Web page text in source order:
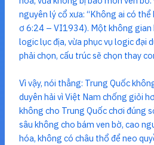
nguyên lý cổ xưa: “Không ai có
ơ 6:24 – VI1934). Một không gian
logic lục địa, vừa phục vụ logic đại
phải chọn, cấu trúc sẽ chọn thay
Vì vậy, nói thẳng: Trung Quốc
duyên hải vì Việt Nam chống giỏi
không cho Trung Quốc chơi đúng
sâu không cho bám ven bờ, cao
hóa, không có châu thổ để neo